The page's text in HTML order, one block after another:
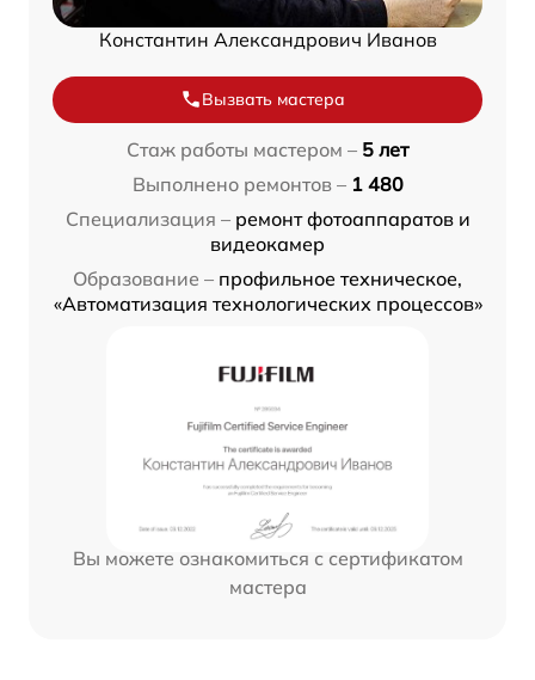
Константин Александрович Иванов
Вызвать мастера
Стаж работы мастером – 5 лет
Выполнено ремонтов – 1 480
Специализация – ремонт фотоаппаратов и
видеокамер
Образование – профильное техническое,
«Автоматизация технологических процессов»
Вы можете ознакомиться с сертификатом
мастера